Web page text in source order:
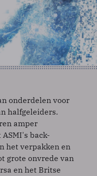
onderdelen voor
halfgeleiders.
amper
back-
het verpakken en
grote onvrede van
en het Britse